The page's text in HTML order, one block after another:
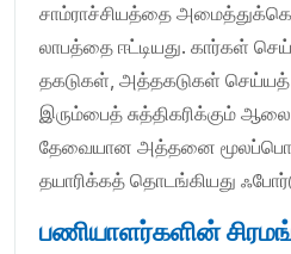
சாம்ராச்சியத்தை
லாபத்தை ஈட்டியது. கார்கள்
தகடுகள், அத்தகடுகள் செய்யத்
இரும்பைத் சுத்திகரிக்கும்
தேவையான அத்தனை
தயாரிக்கத் தொடங்கியது
பணியாளர்களின்